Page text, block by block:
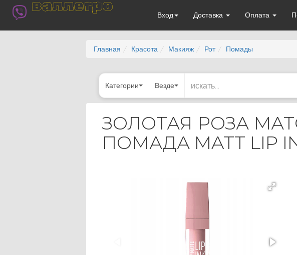
валлегро
Вход Доставка Оплата
Главная Красота Макияж Рот Помады
Категории Везде
ЗОЛОТАЯ РОЗА
ПОМАДА MATT LIP